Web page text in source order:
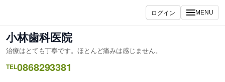
ス
キ
ッ
ログイン MENU
小林歯科医院
治療はとても丁寧です。ほとんど痛みは感じません。
TEL0868293381